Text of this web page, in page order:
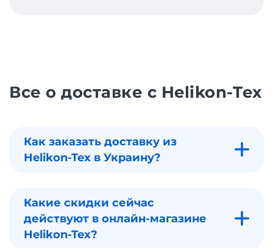
Все о доставке с Helikon-Tex
Как заказать доставку из
Helikon-Tex в Украину?
Какие скидки сейчас
действуют в онлайн-магазине
Helikon-Tex?